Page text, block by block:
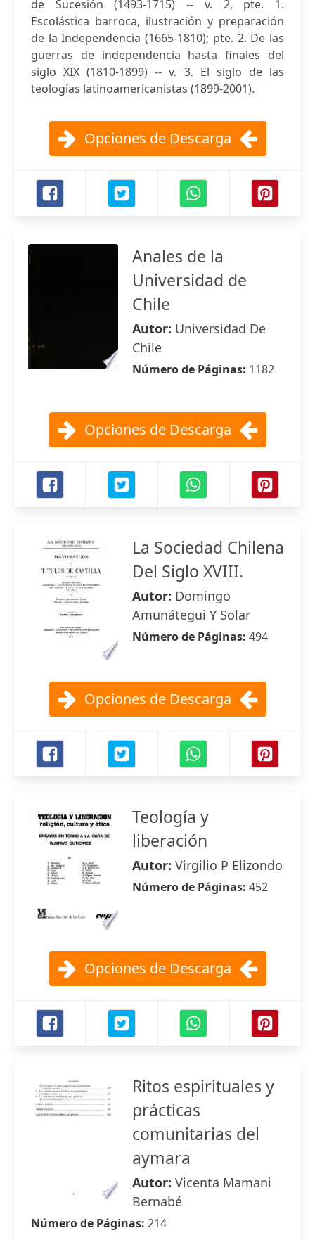
de Sucesión (1493-1715) -- v. 2, pte. 1.
Escolástica barroca, ilustración y preparación
de la Independencia (1665-1810); pte. 2. De las
guerras de independencia hasta finales del
siglo XIX (1810-1899) -- v. 3. El siglo de las
teologías latinoamericanistas (1899-2001).
Opciones de Descarga
Anales de la
Universidad de
Chile
Autor: Universidad De
Chile
Número de Páginas: 1182
Opciones de Descarga
La Sociedad Chilena
Del Siglo XVIII.
Autor: Domingo
Amunátegui Y Solar
Número de Páginas: 494
Opciones de Descarga
Teología y
liberación
Autor: Virgilio P Elizondo
Número de Páginas: 452
Opciones de Descarga
Ritos espirituales y
prácticas
comunitarias del
aymara
Autor: Vicenta Mamani
Bernabé
Número de Páginas: 214